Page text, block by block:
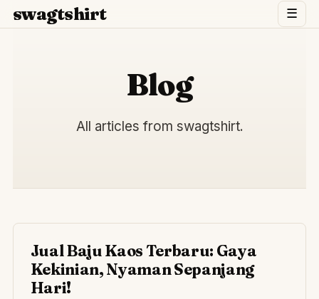
swagtshirt ☰
Blog
All articles from swagtshirt.
JU
Jual Baju Kaos Terbaru: Gaya
Kekinian, Nyaman Sepanjang
Hari!